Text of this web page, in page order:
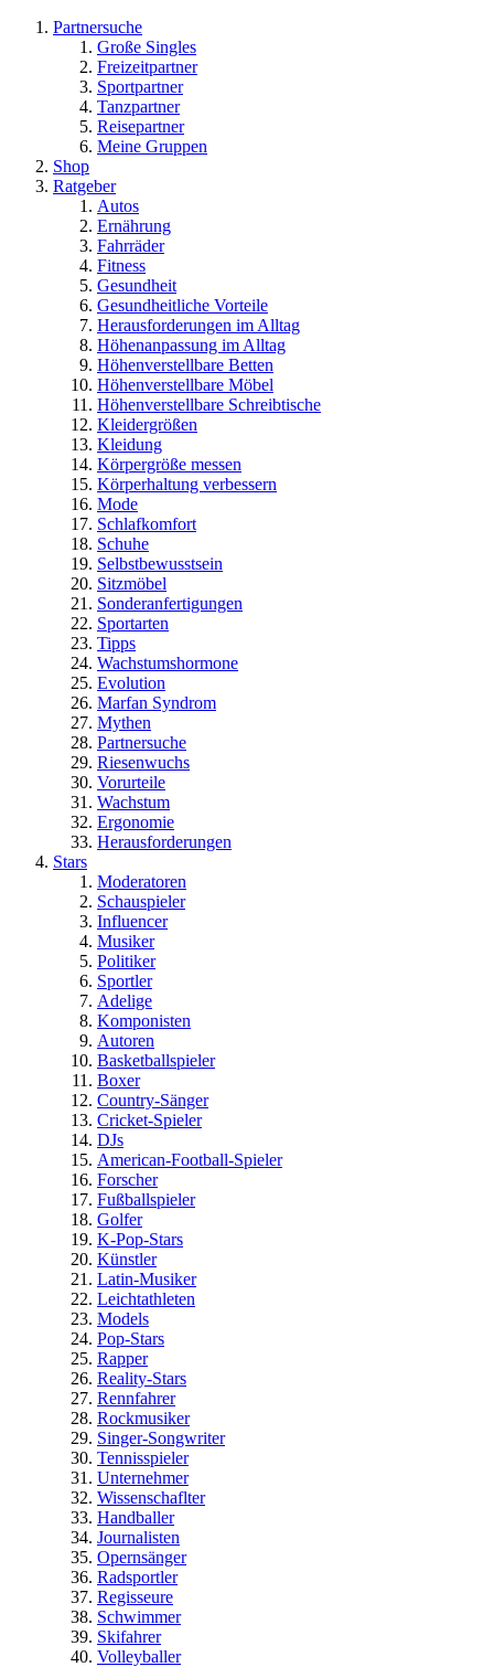
Partnersuche
Große Singles
Freizeitpartner
Sportpartner
Tanzpartner
Reisepartner
Meine Gruppen
Shop
Ratgeber
Autos
Ernährung
Fahrräder
Fitness
Gesundheit
Gesundheitliche Vorteile
Herausforderungen im Alltag
Höhenanpassung im Alltag
Höhenverstellbare Betten
Höhenverstellbare Möbel
Höhenverstellbare Schreibtische
Kleidergrößen
Kleidung
Körpergröße messen
Körperhaltung verbessern
Mode
Schlafkomfort
Schuhe
Selbstbewusstsein
Sitzmöbel
Sonderanfertigungen
Sportarten
Tipps
Wachstumshormone
Evolution
Marfan Syndrom
Mythen
Partnersuche
Riesenwuchs
Vorurteile
Wachstum
Ergonomie
Herausforderungen
Stars
Moderatoren
Schauspieler
Influencer
Musiker
Politiker
Sportler
Adelige
Komponisten
Autoren
Basketballspieler
Boxer
Country-Sänger
Cricket-Spieler
DJs
American-Football-Spieler
Forscher
Fußballspieler
Golfer
K-Pop-Stars
Künstler
Latin-Musiker
Leichtathleten
Models
Pop-Stars
Rapper
Reality-Stars
Rennfahrer
Rockmusiker
Singer-Songwriter
Tennisspieler
Unternehmer
Wissenschaflter
Handballer
Journalisten
Opernsänger
Radsportler
Regisseure
Schwimmer
Skifahrer
Volleyballer